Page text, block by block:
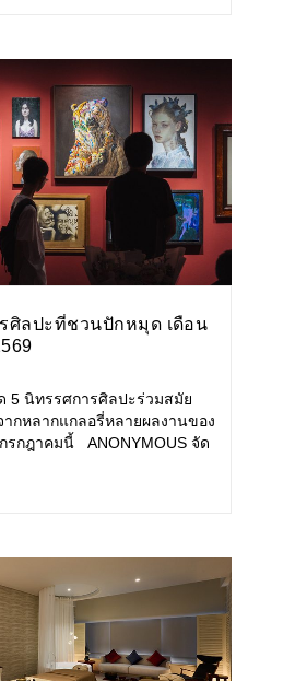
ศิลปะที่ชวนปักหมุด เดือน
5 นิทรรศการศิลปะร่วมสมัย
กหลากแกลอรี่หลายผลงานของ
รกฎาคมนี้ ANONYMOUS จัด
โดยมี นิ่ม